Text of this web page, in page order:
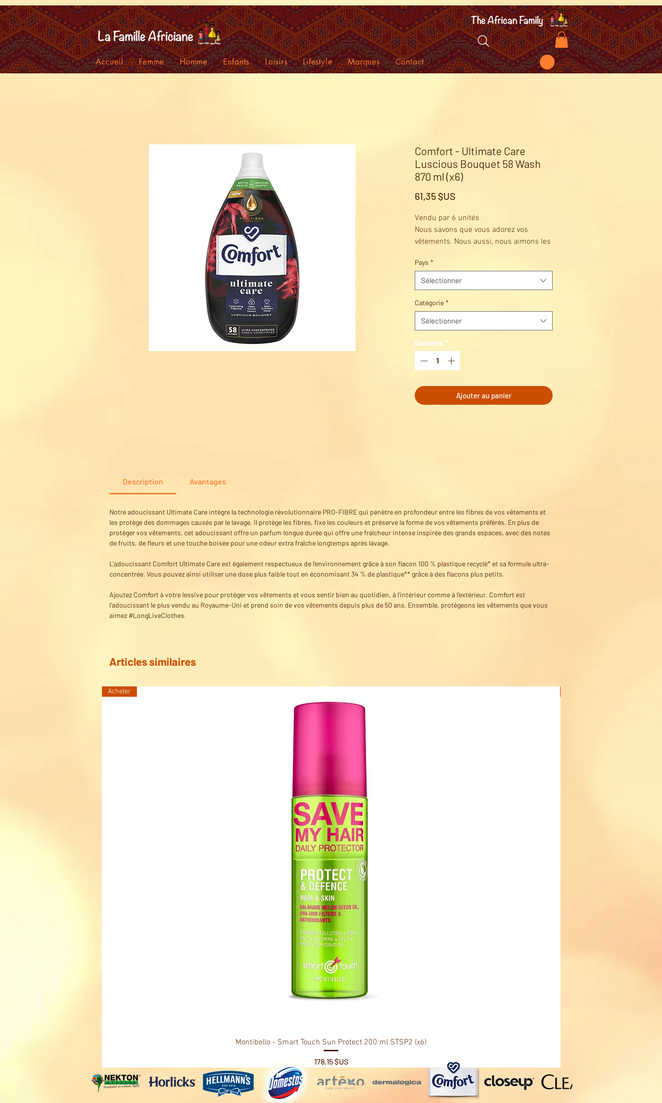
Accueil Femme Homme Enfants Loisirs Lifestyle Marques Contact
Comfort - Ultimate Care
Luscious Bouquet 58 Wash
870 ml (x6)
61,35 $US
Vendu par 6 unités
Nous savons que vous adorez vos
vêtements. Nous aussi, nous aimons les
prendre soin. C'est pourquoi nous avons
développé l'adoucissant ultra-concentré
Comfort Ultimate Care, qui offre une
protection complète à vos vêtements.
Pays *
Sélectionner
Catégorie *
Sélectionner
Quantité *
Ajouter au panier
Description Avantages
Notre adoucissant Ultimate Care intègre la technologie révolutionnaire PRO-FIBRE qui pénètre en profondeur entre les fibres de vos vêtements et
les protège des dommages causés par le lavage. Il protège les fibres, fixe les couleurs et préserve la forme de vos vêtements préférés. En plus de
protéger vos vêtements, cet adoucissant offre un parfum longue durée qui offre une fraîcheur intense inspirée des grands espaces, avec des notes
de fruits, de fleurs et une touche boisée pour une odeur extra fraîche longtemps après lavage.
L'adoucissant Comfort Ultimate Care est également respectueux de l'environnement grâce à son flacon 100 % plastique recyclé* et sa formule ultra-
concentrée. Vous pouvez ainsi utiliser une dose plus faible tout en économisant 34 % de plastique** grâce à des flacons plus petits.
Ajoutez Comfort à votre lessive pour protéger vos vêtements et vous sentir bien au quotidien, à l'intérieur comme à l'extérieur. Comfort est
l'adoucissant le plus vendu au Royaume-Uni et prend soin de vos vêtements depuis plus de 50 ans. Ensemble, protégeons les vêtements que vous
aimez #LongLiveClothes.
Articles similaires
Acheter
Montibello - Smart Touch Sun Protect 200 ml STSP2 (x6)
Prix
178,15 $US